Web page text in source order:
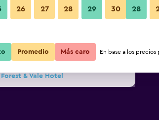
$180
$182 Ver oferta
& Vale Hotel
26 27 28 29 30 28
Promedio Más caro En base a los